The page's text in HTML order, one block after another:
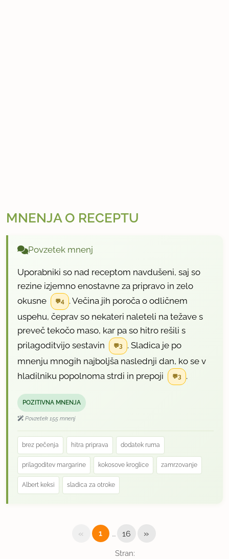
MNENJA O RECEPTU
Povzetek mnenj
Uporabniki so nad receptom navdušeni, saj so
rezine izjemno enostavne za pripravo in zelo
okusne
4
. Večina jih poroča o odličnem
uspehu, čeprav so nekateri naleteli na težave s
preveč tekočo maso, kar pa so hitro rešili s
prilagoditvijo sestavin
3
. Sladica je po
mnenju mnogih najboljša naslednji dan, ko se v
hladilniku popolnoma strdi in prepoji
3 .
POZITIVNA MNENJA
Povzetek 155 mnenj
brez pečenja hitra priprava dodatek ruma
prilagoditev margarine kokosove kroglice zamrzovanje
Albert keksi sladica za otroke
Stran:
« 1 … 16 »